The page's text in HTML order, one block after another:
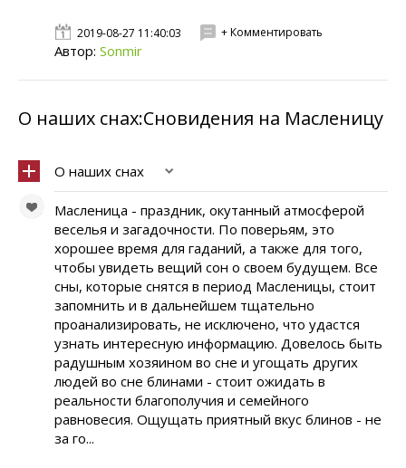
2019-08-27 11:40:03 + Комментировать
Автор: Sonmir
О наших снах:Сновидения на Масленицу
О наших снах
Масленица - праздник, окутанный атмосферой
веселья и загадочности. По поверьям, это
хорошее время для гаданий, а также для того,
чтобы увидеть вещий сон о своем будущем. Все
сны, которые снятся в период Масленицы, стоит
запомнить и в дальнейшем тщательно
проанализировать, не исключено, что удастся
узнать интересную информацию. Довелось быть
радушным хозяином во сне и угощать других
людей во сне блинами - стоит ожидать в
реальности благополучия и семейного
равновесия. Ощущать приятный вкус блинов - не
за го...